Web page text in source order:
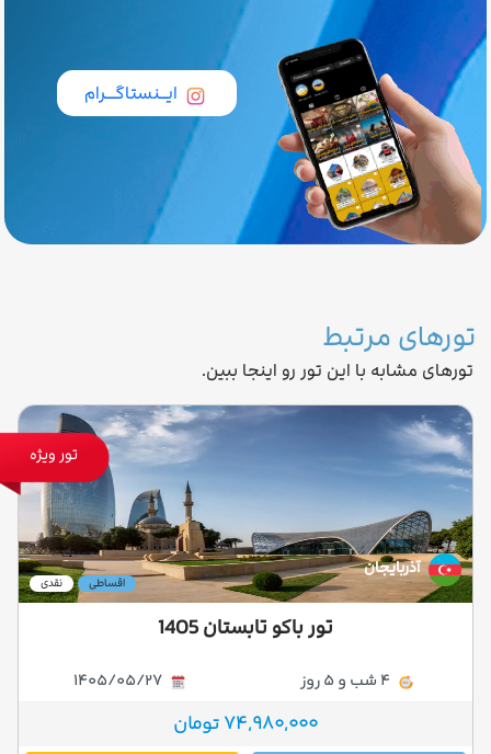
ایــنستاگـــرام
تورهای مرتبط
تورهای مشابه با این تور رو اینجا ببین.
تور ویژه
آذربایجان
نقدی اقساطی
تور باکو تابستان 1405
74,980,000 تومان